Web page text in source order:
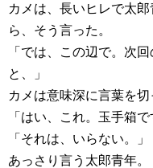
カメは、長いヒレで太
ら、そう言った。
「では、この辺で。次
と、」
カメは意味深に言葉を切
「はい、これ。玉手箱で
「それは、いらない。」
あっさり言う太郎青年。